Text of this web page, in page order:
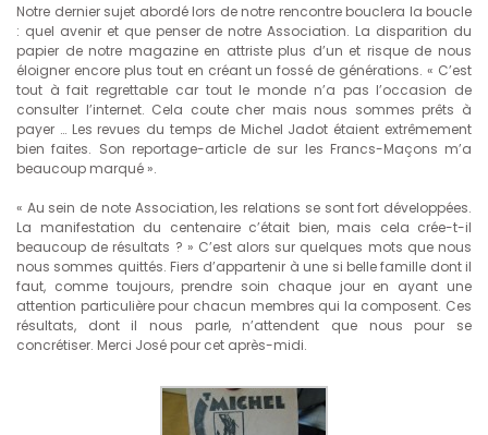
Notre dernier sujet abordé lors de notre rencontre bouclera la boucle
: quel avenir et que penser de notre Association. La disparition du
papier de notre magazine en attriste plus d’un et risque de nous
éloigner encore plus tout en créant un fossé de générations. « C’est
tout à fait regrettable car tout le monde n’a pas l’occasion de
consulter l’internet. Cela coute cher mais nous sommes prêts à
payer … Les revues du temps de Michel Jadot étaient extrêmement
bien faites. Son reportage-article de sur les Francs-Maçons m’a
beaucoup marqué ».
« Au sein de note Association, les relations se sont fort développées.
La manifestation du centenaire c’était bien, mais cela crée-t-il
beaucoup de résultats ? » C’est alors sur quelques mots que nous
nous sommes quittés. Fiers d’appartenir à une si belle famille dont il
faut, comme toujours, prendre soin chaque jour en ayant une
attention particulière pour chacun membres qui la composent. Ces
résultats, dont il nous parle, n’attendent que nous pour se
concrétiser. Merci José pour cet après-midi.